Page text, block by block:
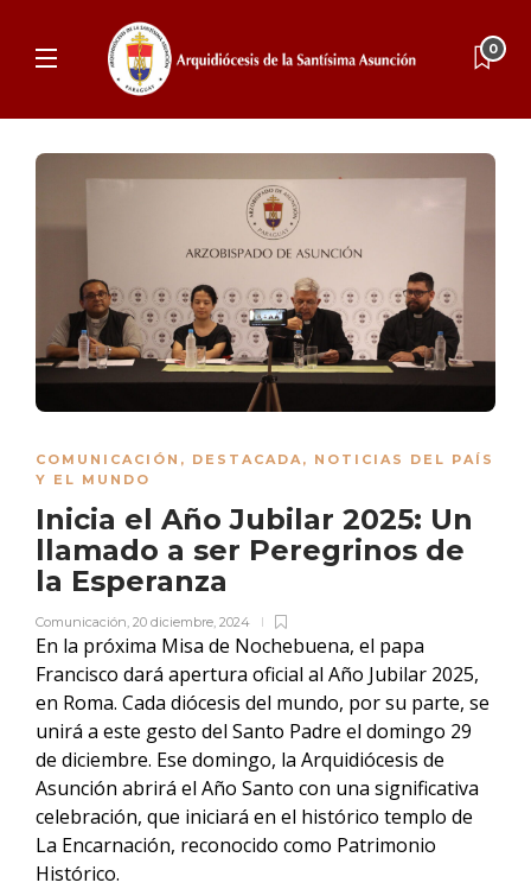
0
COMUNICACIÓN , DESTACADA, NOTICIAS DEL PAÍS
Y EL MUNDO
Inicia el Año Jubilar 2025: Un
llamado a ser Peregrinos de
la Esperanza
Comunicación, 20 diciembre, 2024
En la próxima Misa de Nochebuena, el papa
Francisco dará apertura oficial al Año Jubilar 2025,
en Roma. Cada diócesis del mundo, por su parte, se
unirá a este gesto del Santo Padre el domingo 29
de diciembre. Ese domingo, la Arquidiócesis de
Asunción abrirá el Año Santo con una significativa
celebración, que iniciará en el histórico templo de
La Encarnación, reconocido como Patrimonio
Histórico.